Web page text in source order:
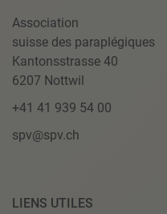
Association
suisse des paraplégiques
Kantonsstrasse 40
6207 Nottwil
+41 41 939 54 00
spv@spv.ch
LIENS UTILES